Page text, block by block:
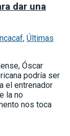
dar una
, Últimas
Óscar
podría ser
el entrenador
la no
nos toca